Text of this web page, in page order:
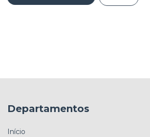
Departamentos
Início